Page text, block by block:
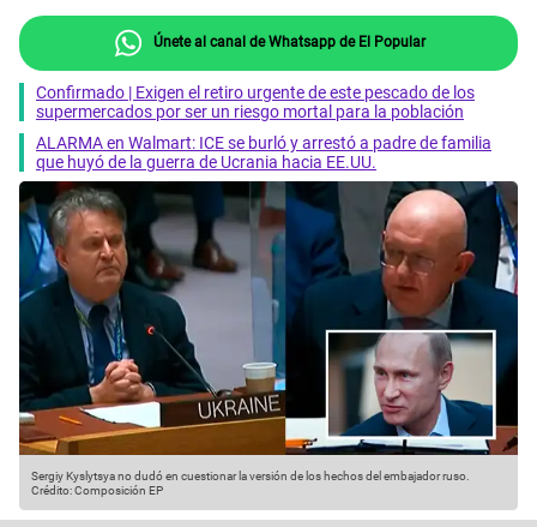
Únete al canal de Whatsapp de El Popular
Confirmado | Exigen el retiro urgente de este pescado de los
supermercados por ser un riesgo mortal para la población
ALARMA en Walmart: ICE se burló y arrestó a padre de familia
que huyó de la guerra de Ucrania hacia EE.UU.
Sergiy Kyslytsya no dudó en cuestionar la versión de los hechos del embajador ruso.
Crédito: Composición EP